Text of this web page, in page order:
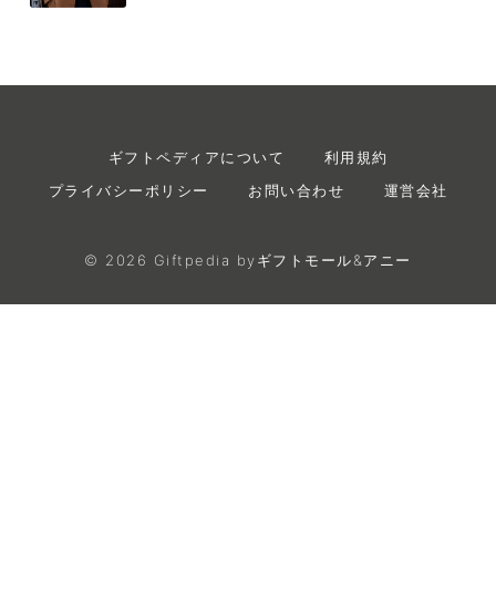
ギフトペディアについて
利用規約
プライバシーポリシー
お問い合わせ 運営会社
© 2026 Giftpedia byギフトモール&アニー